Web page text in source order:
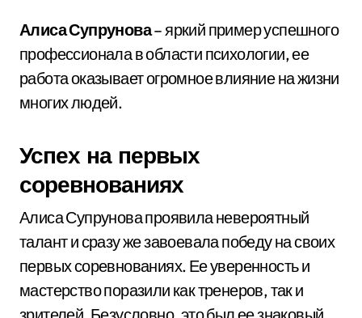
Алиса Супрунова– яркий пример успешного
профессионала в области психологии, ее
работа оказывает огромное влияние на жизни
многих людей.
Успех на первых
соревнованиях
Алиса Супрунова проявила невероятный
талант и сразу же завоевала победу на своих
первых соревнованиях. Ее уверенность и
мастерство поразили как тренеров, так и